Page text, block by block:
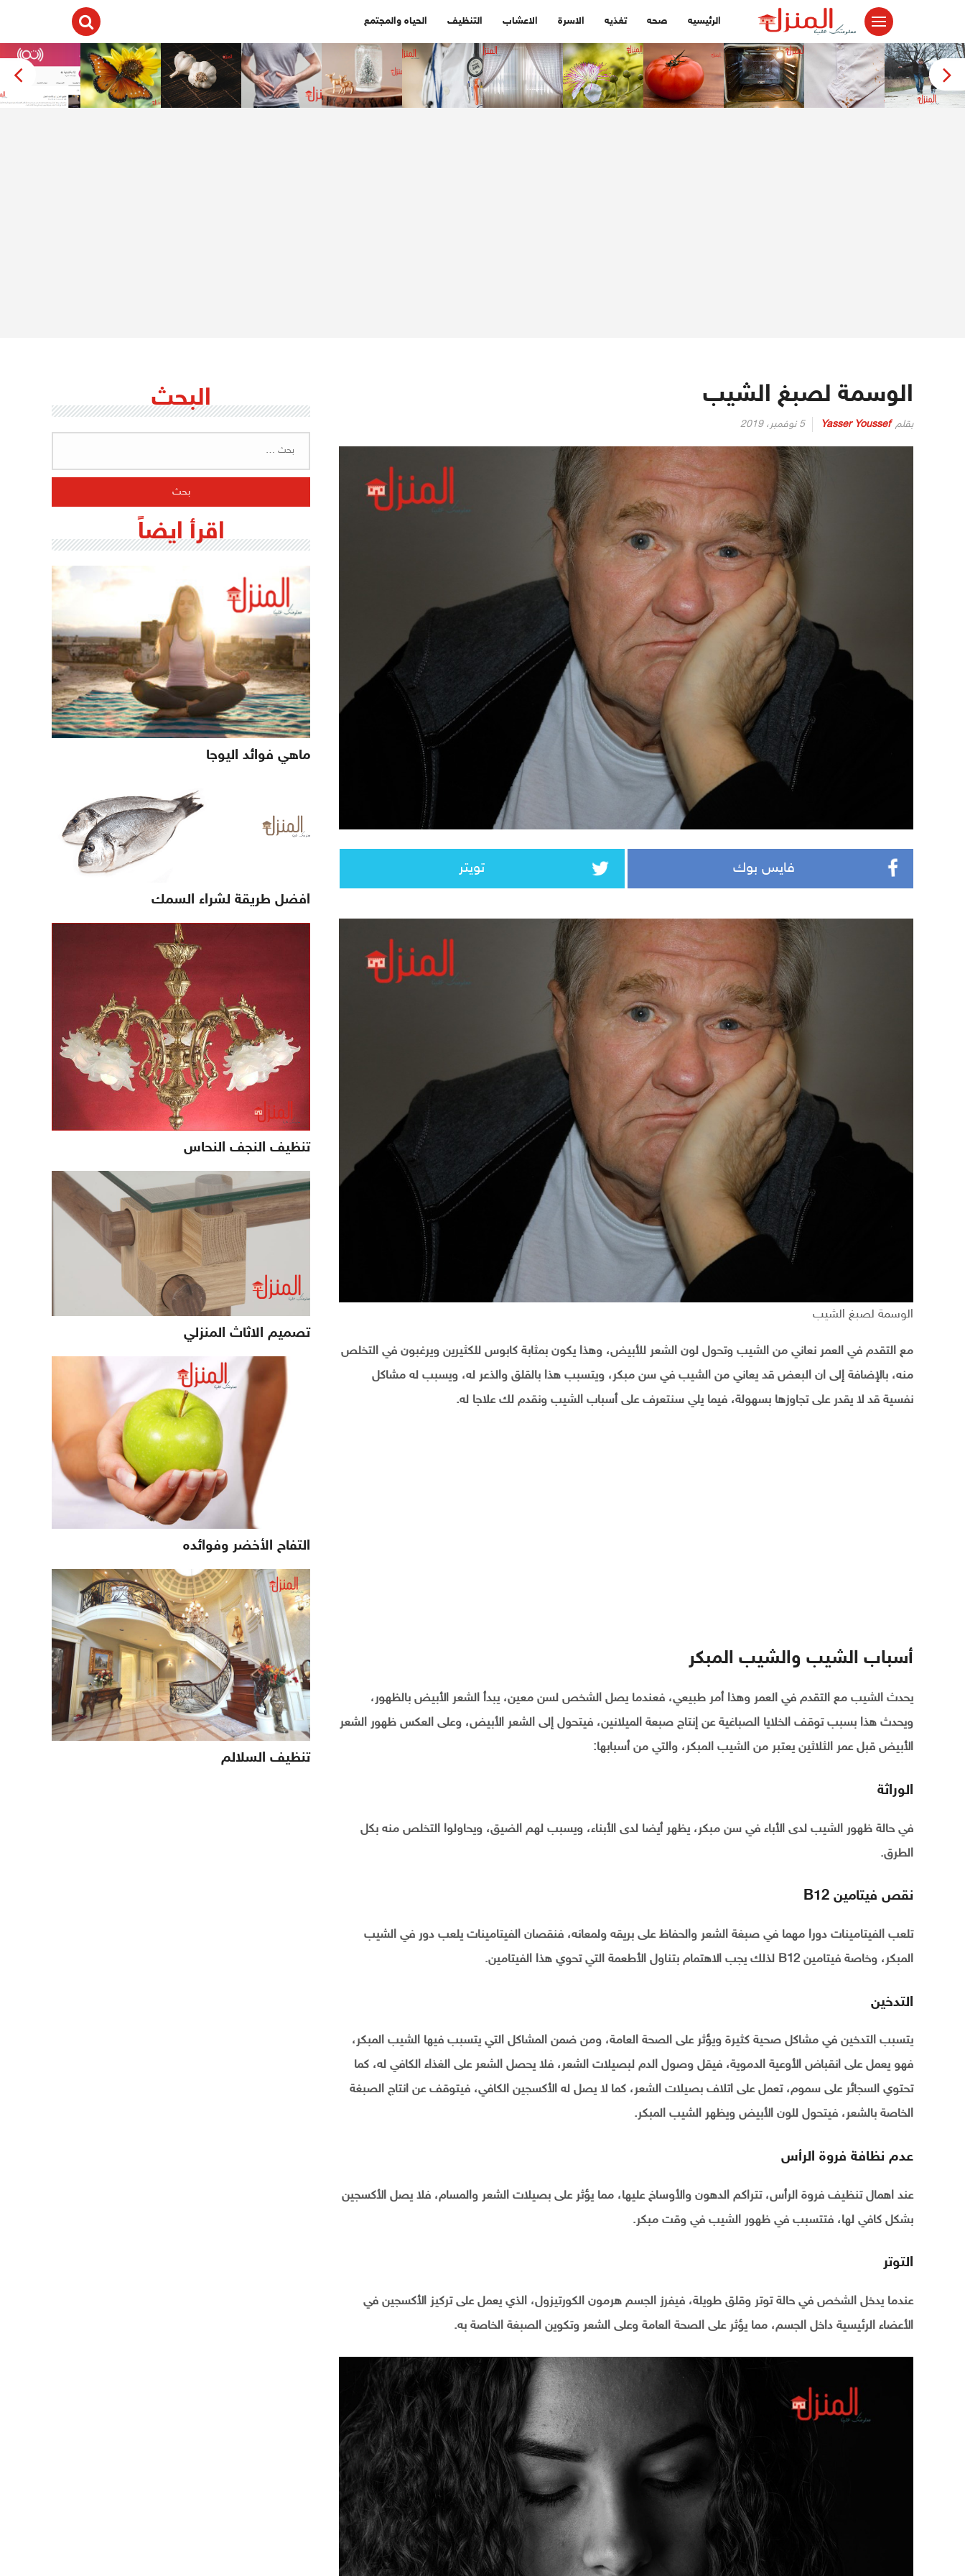
الرئيسيه صحه تغذيه الاسرة الاعشاب التنظيف الحياه والمجتمع
الوسمة لصبغ الشيب
بقلم Yasser Youssef 5 نوفمبر، 2019
فايس بوك تويتر
الوسمة لصبغ الشيب
مع التقدم في العمر نعاني من الشيب وتحول لون الشعر للأبيض، وهذا يكون بمثابة كابوس للكثيرين ويرغبون في التخلص
منه، بالإضافة إلى ان البعض قد يعاني من الشيب في سن مبكر، ويتسبب هذا بالقلق والذعر له، ويسبب له مشاكل
نفسية قد لا يقدر على تجاوزها بسهولة، فيما يلي سنتعرف على أسباب الشيب ونقدم لك علاجا له.
أسباب الشيب والشيب المبكر
يحدث الشيب مع التقدم في العمر وهذا أمر طبيعي، فعندما يصل الشخص لسن معين، يبدأ الشعر الأبيض بالظهور،
ويحدث هذا بسبب توقف الخلايا الصباغية عن إنتاج صبعة الميلانين، فيتحول إلى الشعر الأبيض، وعلى العكس ظهور الشعر
الأبيض قبل عمر الثلاثين يعتبر من الشيب المبكر، والتي من أسبابها:
الوراثة
في حالة ظهور الشيب لدى الأباء في سن مبكر، يظهر أيضا لدى الأبناء، ويسبب لهم الضيق، ويحاولوا التخلص منه بكل
الطرق.
نقص فيتامين B12
تلعب الفيتامينات دورا مهما في صبغة الشعر والحفاظ على بريقه ولمعانه، فنقصان الفيتامينات يلعب دور في الشيب
المبكر، وخاصة فيتامين B12 لذلك يجب الاهتمام بتناول الأطعمة التي تحوي هذا الفيتامين.
التدخين
يتسبب التدخين في مشاكل صحية كثيرة ويؤثر على الصحة العامة، ومن ضمن المشاكل التي يتسبب فيها الشيب المبكر،
فهو يعمل على انقباض الأوعية الدموية، فيقل وصول الدم لبصيلات الشعر، فلا يحصل الشعر على الغذاء الكافي له، كما
تحتوي السجائر على سموم، تعمل على اتلاف بصيلات الشعر، كما لا يصل له الأكسجين الكافي، فيتوقف عن انتاج الصبغة
الخاصة بالشعر، فيتحول للون الأبيض ويظهر الشيب المبكر.
عدم نظافة فروة الرأس
عند اهمال تنظيف فروة الرأس، تتراكم الدهون والأوساخ عليها، مما يؤثر على بصيلات الشعر والمسام، فلا يصل الأكسجين
بشكل كافي لها، فتتسبب في ظهور الشيب في وقت مبكر.
التوتر
عندما يدخل الشخص في حالة توتر وقلق طويلة، فيفرز الجسم هرمون الكورتيزول، الذي يعمل على تركيز الأكسجين في
الأعضاء الرئيسية داخل الجسم، مما يؤثر على الصحة العامة وعلى الشعر وتكوين الصبغة الخاصة به.
البحث
اقرأ ايضاً
ماهي فوائد اليوجا
افضل طريقة لشراء السمك
تنظيف النجف النحاس
تصميم الاثاث المنزلي
التفاح الأخضر وفوائده
تنظيف السلالم